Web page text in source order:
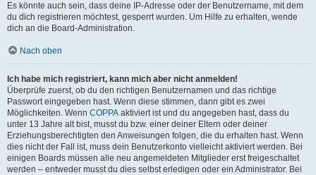
Es könnte auch sein, dass deine IP-Adresse oder der Benutzername, mit dem
du dich registrieren möchtest, gesperrt wurden. Um Hilfe zu erhalten, wende
dich an die Board-Administration.
Nach oben
Ich habe mich registriert, kann mich aber nicht anmelden!
Überprüfe zuerst, ob du den richtigen Benutzernamen und das richtige
Passwort eingegeben hast. Wenn diese stimmen, dann gibt es zwei
Möglichkeiten. Wenn COPPA aktiviert ist und du angegeben hast, dass du
unter 13 Jahre alt bist, musst du bzw. einer deiner Eltern oder deiner
Erziehungsberechtigten den Anweisungen folgen, die du erhalten hast. Wenn
dies nicht der Fall ist, muss dein Benutzerkonto vielleicht aktiviert werden. Bei
einigen Boards müssen alle neu angemeldeten Mitglieder erst freigeschaltet
werden – entweder musst du dies selbst erledigen oder ein Administrator. Bei